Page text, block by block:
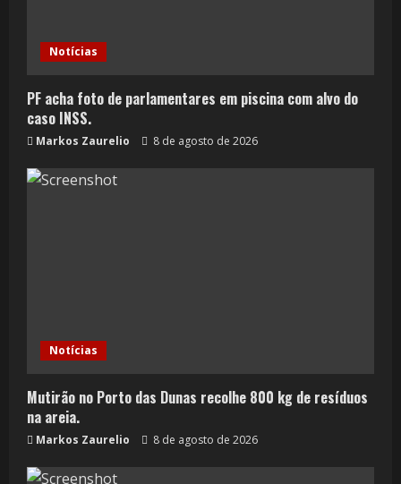
Notícias
PF acha foto de parlamentares em piscina com alvo do
caso INSS.
Markos Zaurelio 8 de agosto de 2026
Notícias
Mutirão no Porto das Dunas recolhe 800 kg de resíduos
na areia.
Markos Zaurelio 8 de agosto de 2026